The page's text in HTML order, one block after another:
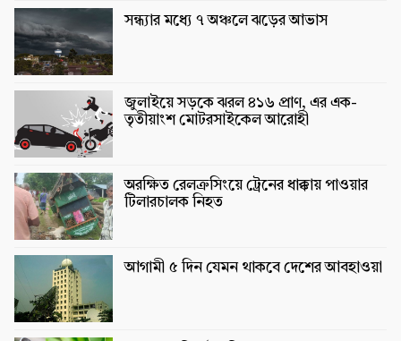
সন্ধ্যার মধ্যে ৭ অঞ্চলে ঝড়ের আভাস
জুলাইয়ে সড়কে ঝরল ৪১৬ প্রাণ, এর এক-
তৃতীয়াংশ মোটরসাইকেল আরোহী
অরক্ষিত রেলক্রসিংয়ে ট্রেনের ধাক্কায় পাওয়ার
টিলারচালক নিহত
আগামী ৫ দিন যেমন থাকবে দেশের আবহাওয়া